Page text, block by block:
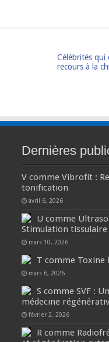
Célébrités qui
recours à la
Dernières
V comme Vibrofit :
tonification
avril 6, 2026
U comme
Stimulation
mars 10, 2026
T comme Toxine
mars 6, 2026
S comme SVF :
médecine
février 2, 2026
R comme